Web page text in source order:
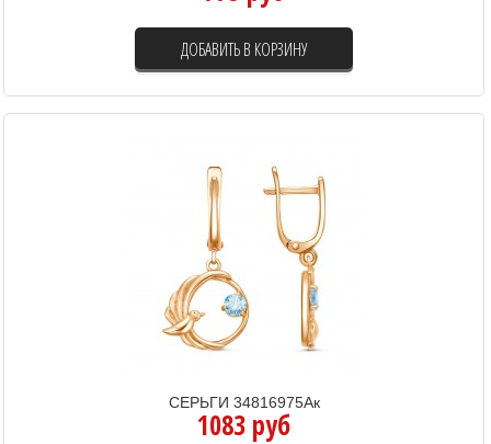
ДОБАВИТЬ В КОРЗИНУ
СЕРЬГИ 34816975Ак
1083 руб